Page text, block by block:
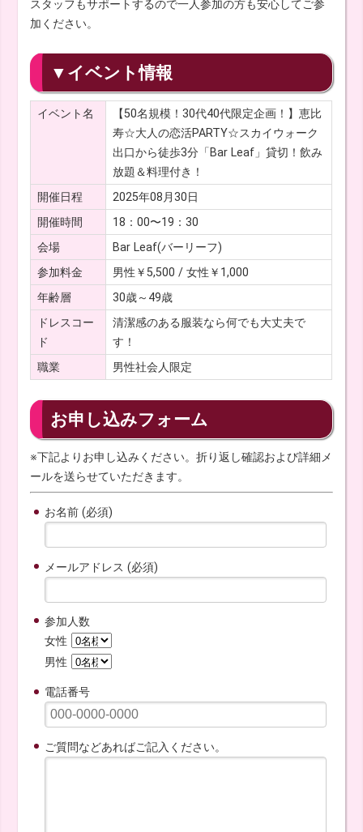
スタッフもサポートするので一人参加の方も安心してご参
加ください。
▼イベント情報
イベント名
【50名規模！30代40代限定企画！】恵比
寿☆大人の恋活PARTY☆スカイウォーク
出口から徒歩3分「Bar Leaf」貸切！飲み
放題＆料理付き！
開催日程
2025年08月30日
開催時間
18：00〜19：30
会場
Bar Leaf(バーリーフ)
参加料金
男性￥5,500 / 女性￥1,000
年齢層
30歳～49歳
ドレスコー
ド
清潔感のある服装なら何でも大丈夫で
す！
職業
男性社会人限定
お申し込みフォーム
※下記よりお申し込みください。折り返し確認および詳細メ
ールを送らせていただきます。
お名前 (必須)
メールアドレス (必須)
参加人数
女性
男性
電話番号
ご質問などあればご記入ください。